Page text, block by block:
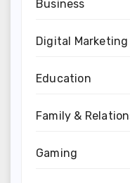
Business
Digital Marketing
Education
Family &
Gaming